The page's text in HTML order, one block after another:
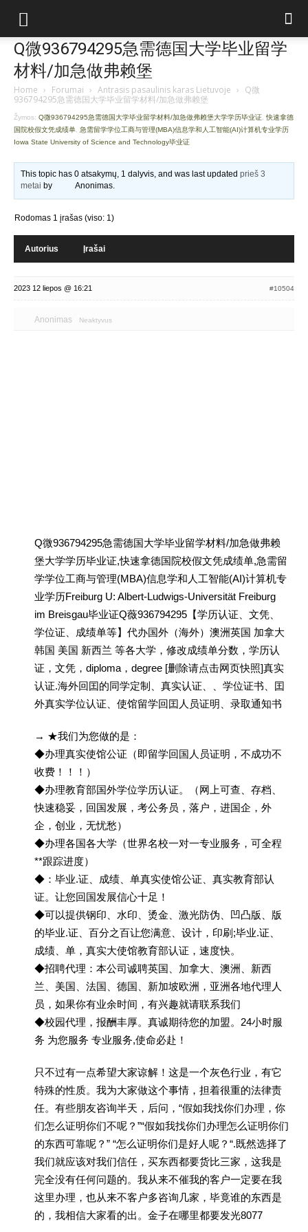
Q微936794295急需德国大学毕业留学
材料/加急做弗赖堡
Home › Forumai › Antrasis pasaulinis karas Lietuvoje › Q微
936794295急需德国大学毕业留学材料/加急做弗赖堡
Žymos: Q微936794295急需德国大学毕业留学材料/加急做弗赖堡大学学历毕业证 快速拿德
国院校假文凭成绩单 急需留学学位工商与管理(MBA)信息学和人工智能(AI)计算机专业学历
Iowa State University of Science and Technology毕业证
This topic has 0 atsakymų, 1 dalyvis, and was last updatedprieš 3
metai by Anonimas.
Rodomas 1 įrašas (viso: 1)
Autorius Įrašai
2023 12 liepos @ 16:21 #10504
Anonimas Neaktyvus
Q微936794295急需德国大学毕业留学材料/加急做弗赖
堡大学学历毕业证,快速拿德国院校假文凭成绩单,急需留
学学位工商与管理(MBA)信息学和人工智能(AI)计算机专
业学历Freiburg U: Albert-Ludwigs-Universität Freiburg
im Breisgau毕业证Q薇936794295【学历认证、文凭、
学位证、成绩单等】代办国外（海外）澳洲英国 加拿大
韩国 美国 新西兰 等各大学，修改成绩单分数，学历认
证，文凭，diploma，degree [删除请点击网页快照]真实
认证.海外回囯的同学定制、真实认证、、学位证书、囯
外真实学位认证、使馆留学回囯人员证明、录取通知书
→ ★我们为您做的是：
◆办理真实使馆公证（即留学回国人员证明，不成功不
收费！！！）
◆办理教育部国外学位学历认证。（网上可查、存档、
快速稳妥，回国发展，考公务员，落户，进国企，外
企，创业，无忧愁）
◆办理各国各大学（世界名校一对一专业服务，可全程
**跟踪进度）
◆：毕业.证、成绩、单真实使馆公证、真实教育部认
证。让您回国发展信心十足！
◆可以提供钢印、水印、烫金、激光防伪、凹凸版、版
的毕业.证、百分之百让您满意、设计，印刷;毕业.证、
成绩、单，真实大使馆教育部认证，速度快。
◆招聘代理：本公司诚聘英国、加拿大、澳洲、新西
兰、美国、法国、德国、新加坡欧洲，亚洲各地代理人
员，如果你有业余时间，有兴趣就请联系我们
◆校园代理，报酬丰厚。真诚期待您的加盟。24小时服
务 为您服务 专业服务,使命必赴！
只不过有一点希望大家谅解！这是一个灰色行业，有它
特殊的性质。我为大家做这个事情，担着很重的法律责
任。有些朋友咨询半天，后问，“假如我找你们办理，你
们怎么证明你们不呢？”“假如我找你们办理怎么证明你们
的东西可靠呢？” “怎么证明你们是好人呢？“.既然选择了
我们就应该对我们信任，买东西都要货比三家，这我是
完全没有任何问题的。我从来不催我的客户一定要在我
这里办理，也从来不客户多咨询几家，毕竟谁的东西是
的，我相信大家看的出。金子在哪里都要发光8077